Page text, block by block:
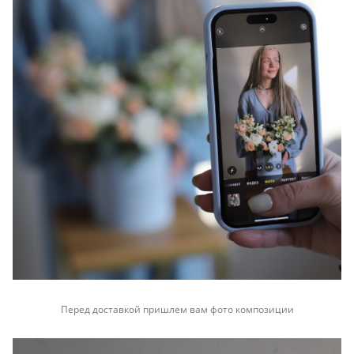
Перед доставкой пришлем вам фото композиции